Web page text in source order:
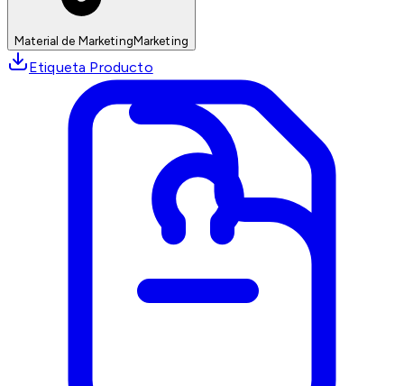
Material de MarketingMarketing
Etiqueta Producto